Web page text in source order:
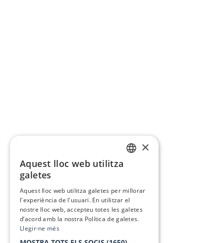
×
Aquest lloc web utilitza
galetes
Aquest lloc web utilitza galetes per millorar
l'experiència de l'usuari. En utilitzar el
nostre lloc web, accepteu totes les galetes
d’acord amb la nostra Política de galetes.
Llegir-ne més